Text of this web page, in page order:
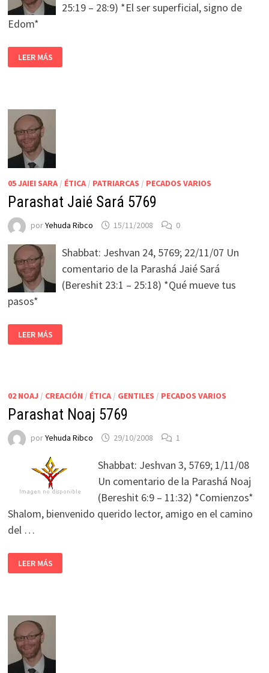
25:19 – 28:9) *El ser superficial, signo de
Edom*
LEER MÁS
05 JAIEI SARA/ ÉTICA/ PATRIARCAS / PECADOS VARIOS
Parashat Jaié Sará 5769
porYehuda Ribco 15/11/2008 0
Shabbat: Jeshvan 24, 5769; 22/11/07 Un
comentario de la Parashá Jaié Sará
(Bereshit 23:1 – 25:18) *Qué mueve tus
pasos*
LEER MÁS
02 NOAJ / CREACIÓN / ÉTICA/ GENTILES / PECADOS VARIOS
Parashat Noaj 5769
porYehuda Ribco 29/10/2008 1
Shabbat: Jeshvan 3, 5769; 1/11/08
Un comentario de la Parashá Noaj
(Bereshit 6:9 – 11:32) *Comienzos*
Shalom, bienvenido querido lector, amigo en el camino
del …
LEER MÁS